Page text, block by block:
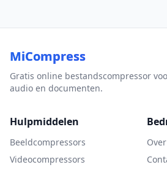
MiCompress
Gratis online bestandscompressor
audio en documenten.
Hulpmiddelen
Beeldcompressors
Videocompressors
Over